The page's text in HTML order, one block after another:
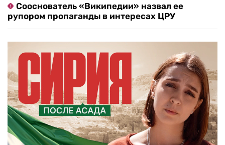
Сооснователь «Википедии» назвал ее
рупором пропаганды в интересах ЦРУ